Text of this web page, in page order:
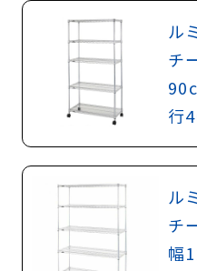
ル
チ
行
ル
チ
幅